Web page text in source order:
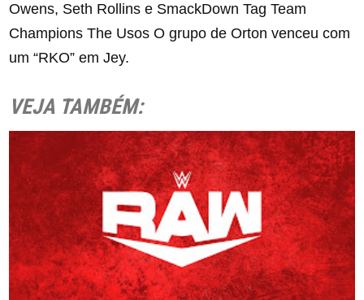
Owens, Seth Rollins e SmackDown Tag Team
Champions The Usos O grupo de Orton venceu com
um “RKO” em Jey.
VEJA TAMBÉM: